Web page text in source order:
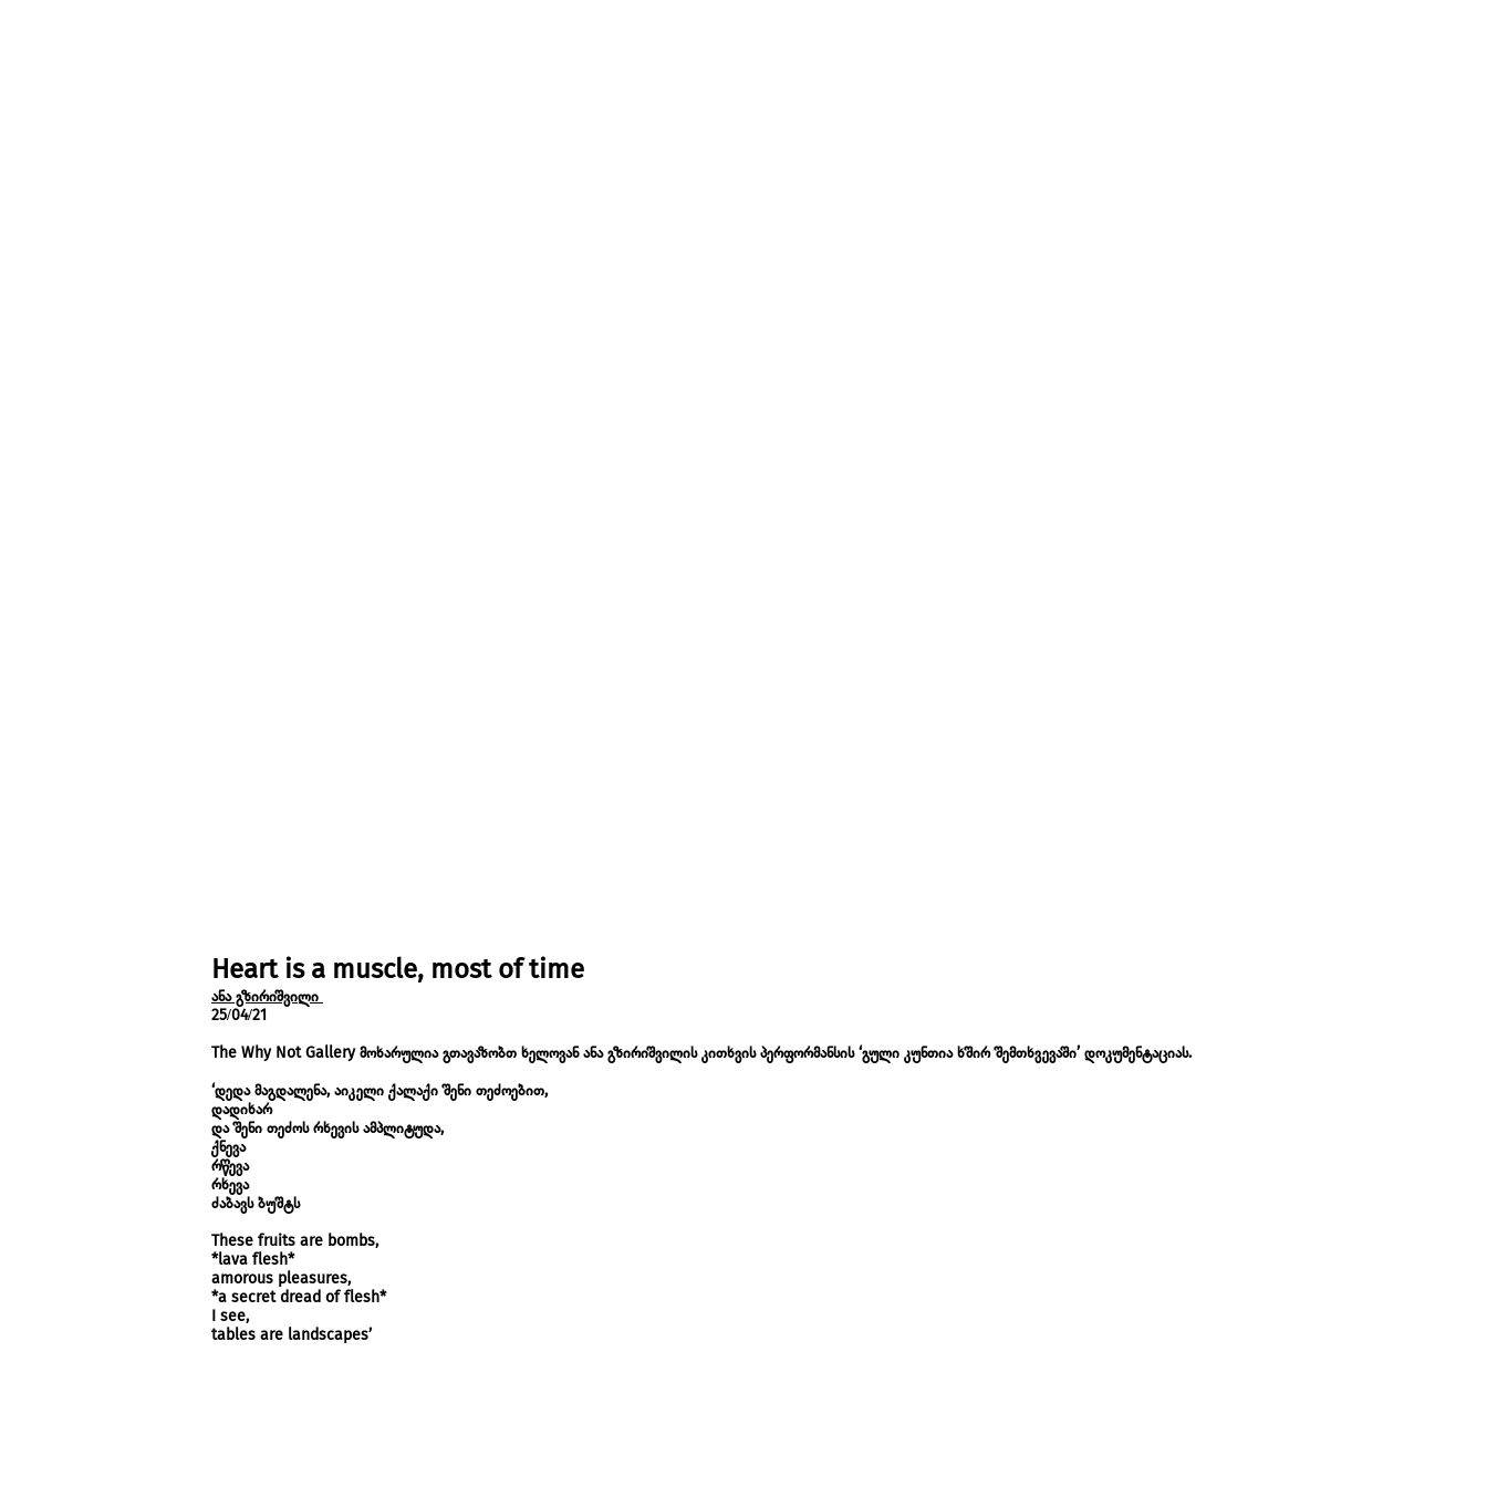
Heart is a muscle, most of time
ანა გზირიშვილი
25/04/21
The Why Not Gallery მოხარულია გთავაზობთ ხელოვან ანა გზირიშვილის კითხვის პერფორმანსის ‘გული კუნთია ხშირ შემთხვევაში’ დოკუმენტაციას.
‘დედა მაგდალენა, აიკელი ქალაქი შენი თეძოებით,
დადიხარ
და შენი თეძოს რხევის ამპლიტუდა,
ქნევა
რწევა
რხევა
ძაბავს ბუშტს
These fruits are bombs,
*lava flesh*
amorous pleasures,
*a secret dread of flesh*
I see,
tables are landscapes’